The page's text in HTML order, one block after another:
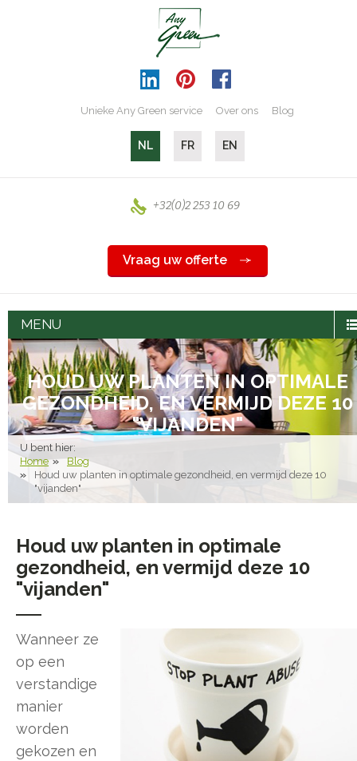
Unieke Any Green service Over ons Blog
NL FR EN
+32(0)2 253 10 69
Vraag uw offerte
MENU
HOUD UW PLANTEN IN OPTIMALE
GEZONDHEID, EN VERMIJD DEZE 10
"VIJANDEN"
U bent hier:
Home
Blog
Houd uw planten in optimale gezondheid, en vermijd deze 10
"vijanden"
Houd uw planten in optimale
gezondheid, en vermijd deze 10
"vijanden"
Wanneer ze
op een
verstandige
manier
worden
gekozen en